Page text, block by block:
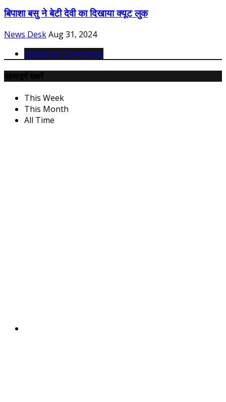
बिपाशा बसु ने बेटी देवी का दिखाया क्यूट लुक
News DeskAug 31, 2024
Facebook Comments
This Week
This Month
All Time